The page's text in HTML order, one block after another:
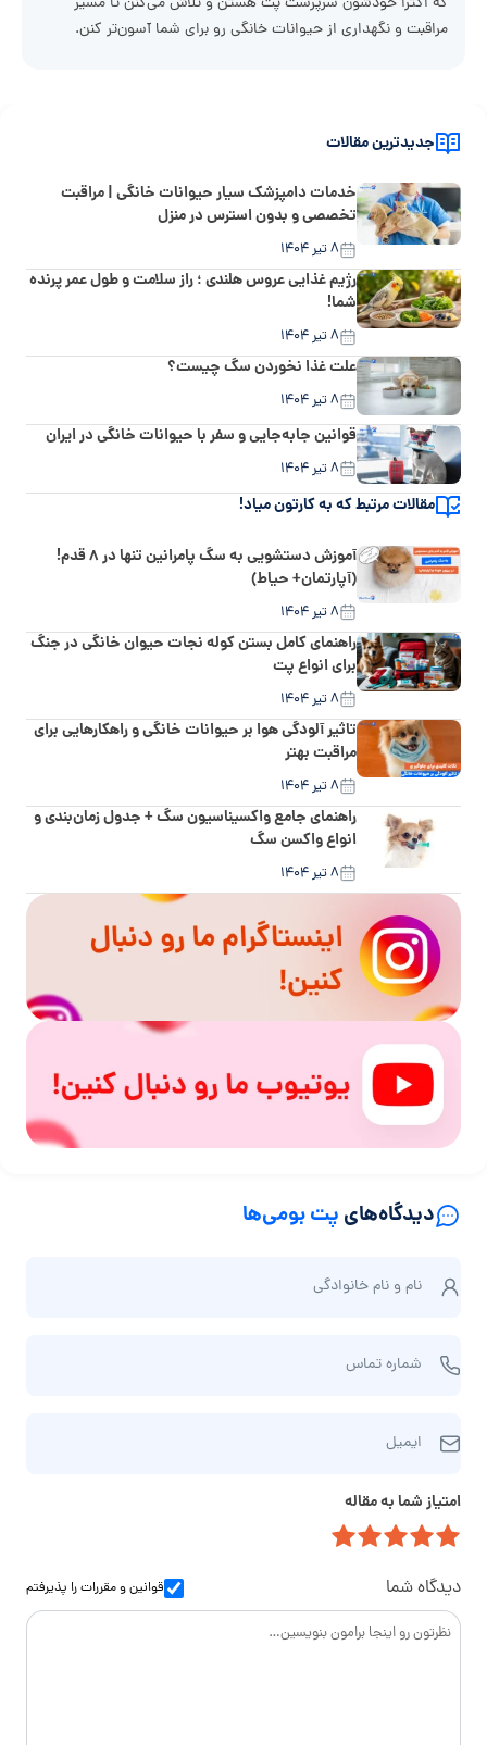
مراقبت و نگهداری از حیوانات خانگی رو برای شما آسون‌تر کنن.
جدیدترین مقالات
خدمات دامپزشک سیار حیوانات خانگی | مراقبت
تخصصی و بدون استرس در منزل
۸ تیر ۱۴۰۴
رژیم غذایی عروس هلندی ؛ راز سلامت و طول عمر پرنده
شما!
۸ تیر ۱۴۰۴
علت غذا نخوردن سگ چیست؟
۸ تیر ۱۴۰۴
قوانین جابه‌جایی و سفر با حیوانات خانگی در ایران
۸ تیر ۱۴۰۴
مقالات مرتبط که به کارتون میاد!
آموزش دستشویی به سگ پامرانین تنها در ۸ قدم!
(آپارتمان+ حیاط)
۸ تیر ۱۴۰۴
راهنمای کامل بستن کوله نجات حیوان خانگی در جنگ
برای انواع پت
۸ تیر ۱۴۰۴
تاثیر آلودگی هوا بر حیوانات خانگی و راهکارهایی برای
مراقبت بهتر
۸ تیر ۱۴۰۴
راهنمای جامع واکسیناسیون سگ + جدول زمان‌بندی و
انواع واکسن سگ
۸ تیر ۱۴۰۴
دیدگاه‌های پت بومی‌ها
و
م‌
ا
ن
ا
د
گ
نام و نام‌ خانوادگی
م
ر
ا
شماره تماس
ی
ی
ل
ایمیل
امتیاز شما به مقاله
دیدگاه شما قوانین و مقرراترا پذیرفتم